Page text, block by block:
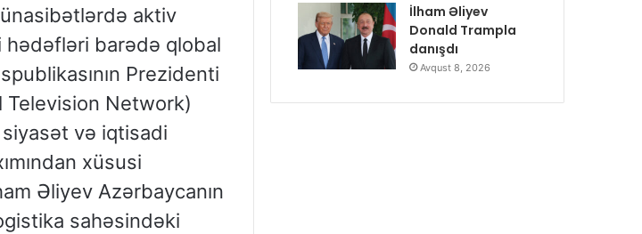
aktiv
barədə qlobal
Prezidenti
Television Network)
və iqtisadi
xüsusi
Əliyev Azərbaycanın
sahəsindəki
İlham Əliyev
Donald Trampla
danışdı
Avqust 8, 2026